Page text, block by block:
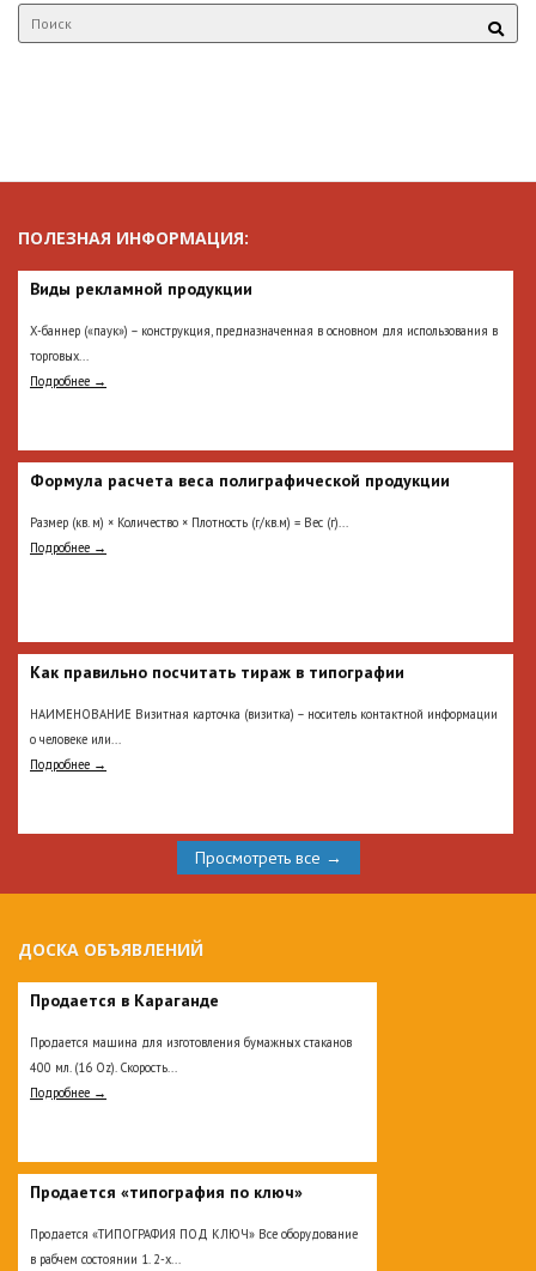
ПОЛЕЗНАЯ ИНФОРМАЦИЯ:
Виды рекламной продукции
Х-баннер («паук») – конструкция, предназначенная в основном для использования в
торговых...
Подробнее →
Формула расчета веса полиграфической продукции
Размер (кв. м) × Количество × Плотность (г/кв.м) = Вес (г)...
Подробнее →
Как правильно посчитать тираж в типографии
НАИМЕНОВАНИЕ Визитная карточка (визитка) – носитель контактной информации
о человеке или...
Подробнее →
Просмотреть все →
ДОСКА ОБЪЯВЛЕНИЙ
Продается в Караганде
Продается машина для изготовления бумажных стаканов
400 мл. (16 Oz). Скорость...
Подробнее →
Продается «типография по ключ»
Продается «ТИПОГРАФИЯ ПОД КЛЮЧ» Все оборудование
в рабчем состоянии 1. 2-х...